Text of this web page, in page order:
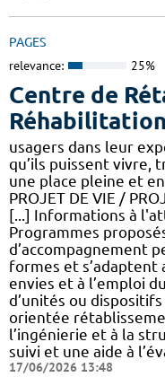
PAGES
relevance: 25%
Centre de
usagers dans leur
qu’ils puissent vivre,
une place pleine et
PROJET DE VIE /
[...] Informations à
Programmes
d’accompagnement
formes et s’adaptent
envies et à l’emploi
d’unités ou
orientée
l’ingénierie et à la
suivi et une aide à
17/06/2026 13:48